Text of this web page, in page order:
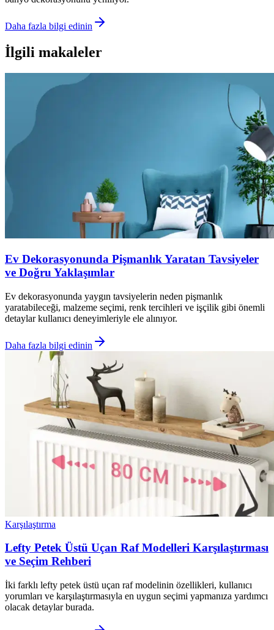
Daha fazla bilgi edinin
İlgili makaleler
Ev Dekorasyonunda Pişmanlık Yaratan Tavsiyeler
ve Doğru Yaklaşımlar
Ev dekorasyonunda yaygın tavsiyelerin neden pişmanlık
yaratabileceği, malzeme seçimi, renk tercihleri ve işçilik gibi önemli
detaylar kullanıcı deneyimleriyle ele alınıyor.
Daha fazla bilgi edinin
Karşılaştırma
Lefty Petek Üstü Uçan Raf Modelleri Karşılaştırması
ve Seçim Rehberi
İki farklı lefty petek üstü uçan raf modelinin özellikleri, kullanıcı
yorumları ve karşılaştırmasıyla en uygun seçimi yapmanıza yardımcı
olacak detaylar burada.